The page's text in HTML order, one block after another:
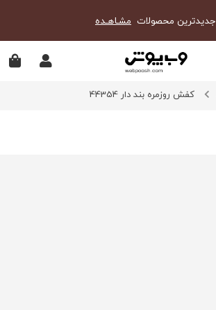
جدیدترین محصولات مشـاهـده
کفش روزمره بند دار 44354